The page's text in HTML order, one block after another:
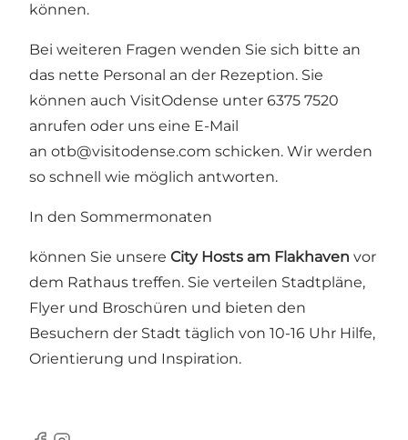
können.
Bei weiteren Fragen wenden Sie sich bitte an
das nette Personal an der Rezeption. Sie
können auch VisitOdense unter 6375 7520
anrufen oder uns eine E-Mail
an otb@visitodense.com schicken. Wir werden
so schnell wie möglich antworten.
In den Sommermonaten
können Sie unsere City Hosts am Flakhaven vor
dem Rathaus treffen. Sie verteilen Stadtpläne,
Flyer und Broschüren und bieten den
Besuchern der Stadt täglich von 10-16 Uhr Hilfe,
Orientierung und Inspiration.